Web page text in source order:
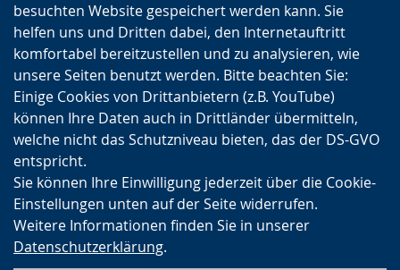
besuchten Website gespeichert werden kann. Sie
helfen uns und Dritten dabei, den Internetauftritt
komfortabel bereitzustellen und zu analysieren, wie
unsere Seiten benutzt werden. Bitte beachten Sie:
Einige Cookies von Drittanbietern (z.B. YouTube)
können Ihre Daten auch in Drittländer übermitteln,
welche nicht das Schutzniveau bieten, das der DS-GVO
entspricht.
Sie können Ihre Einwilligung jederzeit über die Cookie-
Einstellungen unten auf der Seite widerrufen.
Weitere Informationen finden Sie in unserer
Datenschutzerklärung.